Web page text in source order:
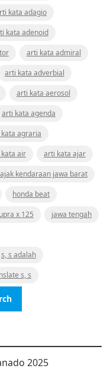
kata adagio
kata adenoid
arti kata admiral
arti kata adverbial
arti kata aerosol
arti kata agenda
agraria
air
arti kata ajar
kendaraan jawa barat
honda beat
x 125
jawa tengah
s, s adalah
s, s
2025